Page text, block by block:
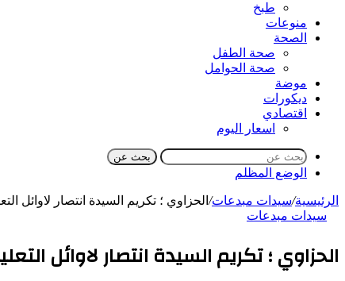
طبخ
منوعات
الصحة
صحة الطفل
صحة الحوامل
موضة
ديكورات
اقتصادي
اسعار اليوم
بحث عن
الوضع المظلم
الرئيسية/سيدات مبدعات/ الحزاوي ؛ تكريم السيدة انتصار لاوائل
سيدات مبدعات
الحزاوي ؛ تكريم السيدة انتصار لاوائل